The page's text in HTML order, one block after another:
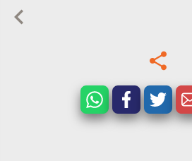
keyboard_arrow_left
share